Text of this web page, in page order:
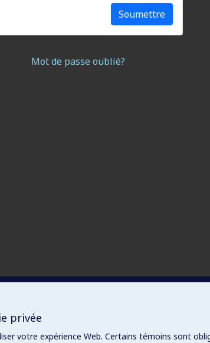
Soumettre
Mot de passe oublié?
privée
votre expérience Web. Certains témoins sont